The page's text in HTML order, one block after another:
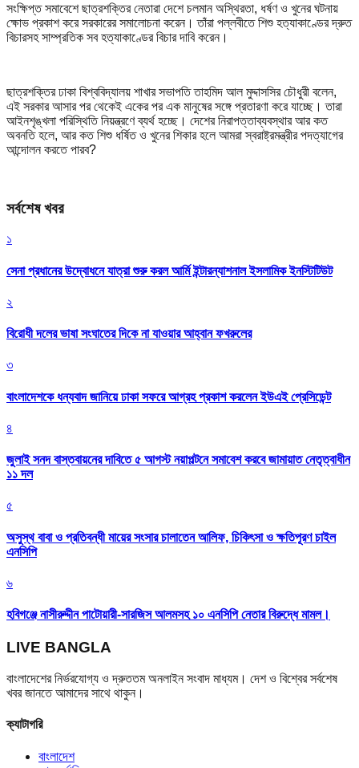
সংক্ষিপ্ত সমাবেশে ছাত্রশক্তির নেতারা দেশে চলমান অস্থিরতা, ধর্ষণ ও খুনের ঘটনায়
ক্ষোভ প্রকাশ করে সরকারের সমালোচনা করেন। তাঁরা পল্লবীতে শিশু হত্যাকাণ্ডের দ্রুত
বিচারসহ সাম্প্রতিক সব হত্যাকাণ্ডের বিচার দাবি করেন।
ছাত্রশক্তির ঢাকা বিশ্ববিদ্যালয় শাখার সভাপতি তাহমিদ আল মুদ্দাসসির চৌধুরী বলেন,
এই সরকার আসার পর থেকেই একের পর এক মানুষের সঙ্গে প্রতারণা করে যাচ্ছে। তারা
আইনশৃঙ্খলা পরিস্থিতি নিয়ন্ত্রণে ব্যর্থ হচ্ছে। দেশের নিরাপত্তাব্যবস্থার আর কত
অবনতি হলে, আর কত শিশু ধর্ষিত ও খুনের শিকার হলে আমরা স্বরাষ্ট্রমন্ত্রীর পদত্যাগের
আন্দোলন করতে পারব?
সর্বশেষ খবর
১
সেনা প্রধানের উদ্বোধনে যাত্রা শুরু করল আর্মি ইন্টারন্যাশনাল ইসলামিক ইনস্টিটিউট
২
বিরোধী দলের ভাষা সংঘাতের দিকে না যাওয়ার আহ্বান ফখরুলের
৩
বাংলাদেশকে ধন্যবাদ জানিয়ে ঢাকা সফরে আগ্রহ প্রকাশ করলেন ইউএই প্রেসিডেন্ট
৪
জুলাই সনদ বাস্তবায়নের দাবিতে ৫ আগস্ট নয়াপল্টনে সমাবেশ করবে জামায়াত নেতৃত্বাধীন
১১ দল
৫
অসুস্থ বাবা ও প্রতিবন্ধী মায়ের সংসার চালাতেন আলিফ, চিকিৎসা ও ক্ষতিপূরণ চাইল
এনসিপি
৬
হবিগঞ্জে নাসীরুদ্দীন পাটোয়ারী-সারজিস আলমসহ ১০ এনসিপি নেতার বিরুদ্ধে মামল।
LIVE BANGLA
বাংলাদেশের নির্ভরযোগ্য ও দ্রুততম অনলাইন সংবাদ মাধ্যম। দেশ ও বিশ্বের সর্বশেষ
খবর জানতে আমাদের সাথে থাকুন।
ক্যাটাগরি
বাংলাদেশ